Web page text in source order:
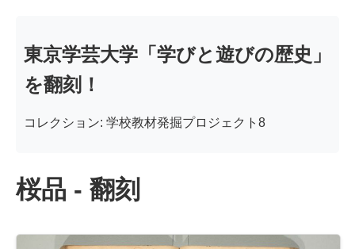
東京学芸大学「学びと遊びの歴史」
を翻刻！
コレクション: 学校教材発掘プロジェクト8
桜品 - 翻刻